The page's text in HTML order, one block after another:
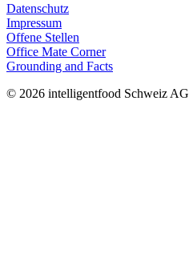
Datenschutz
Impressum
Offene Stellen
Office Mate Corner
Grounding and Facts
© 2026 intelligentfood Schweiz AG